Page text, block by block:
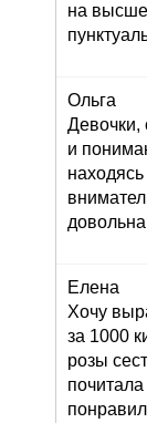
на
Ольга
Девочки,
и
Елена
Хочу
за 1000
розы